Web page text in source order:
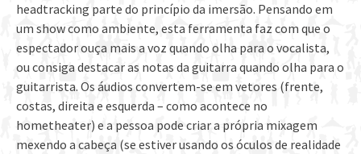
headtracking parte do princípio da imersão. Pensando em
um show como ambiente, esta ferramenta faz com que o
espectador ouça mais a voz quando olha para o vocalista,
ou consiga destacar as notas da guitarra quando olha para o
guitarrista. Os áudios convertem-se em vetores (frente,
costas, direita e esquerda – como acontece no
hometheater) e a pessoa pode criar a própria mixagem
mexendo a cabeça (se estiver usando os óculos de realidade